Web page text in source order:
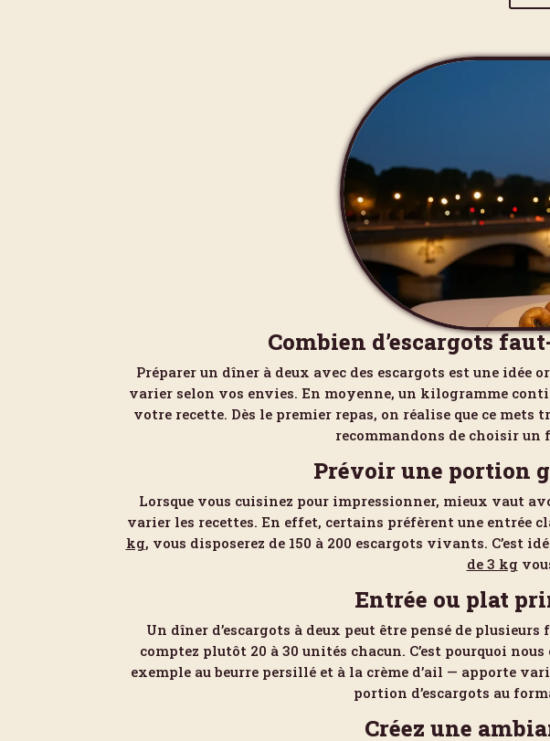
Combien d’escargots
Préparer un dîner à deux avec des escargots est une idée
varier selon vos envies. En moyenne, un kilogramme
votre recette. Dès le premier repas, on réalise que ce
recommandons de choisir un
Prévoir une portion
Lorsque vous cuisinez pour impressionner, mieux vaut
varier les recettes. En effet, certains préfèrent une entrée
kg, vous disposerez de 150 à 200 escargots vivants. C’est
de 3 kg
Entrée ou plat
Un dîner d’escargots à deux peut être pensé de
comptez plutôt 20 à 30 unités chacun. C’est pourquoi
exemple au beurre persillé et à la crème d’ail — apporte
portion d’escargots au
Créez une